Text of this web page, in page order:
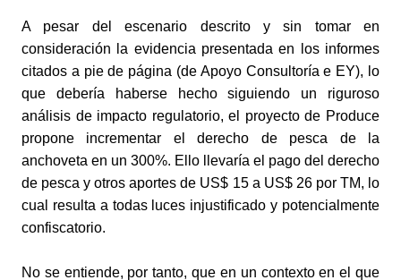
A pesar del escenario descrito y sin tomar en
consideración la evidencia presentada en los informes
citados a pie de página (de Apoyo Consultoría e EY), lo
que debería haberse hecho siguiendo un riguroso
análisis de impacto regulatorio, el proyecto de Produce
propone incrementar el derecho de pesca de la
anchoveta en un 300%. Ello llevaría el pago del derecho
de pesca y otros aportes de US$ 15 a US$ 26 por TM, lo
cual resulta a todas luces injustificado y potencialmente
confiscatorio.
No se entiende, por tanto, que en un contexto en el que